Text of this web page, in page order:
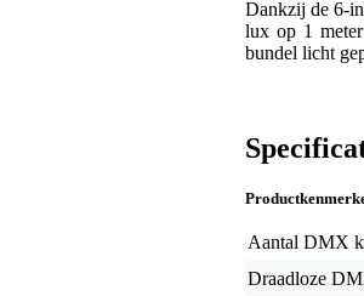
Dankzij de 6-
lux op 1
bundel licht
Aantal DMX
Draadloze